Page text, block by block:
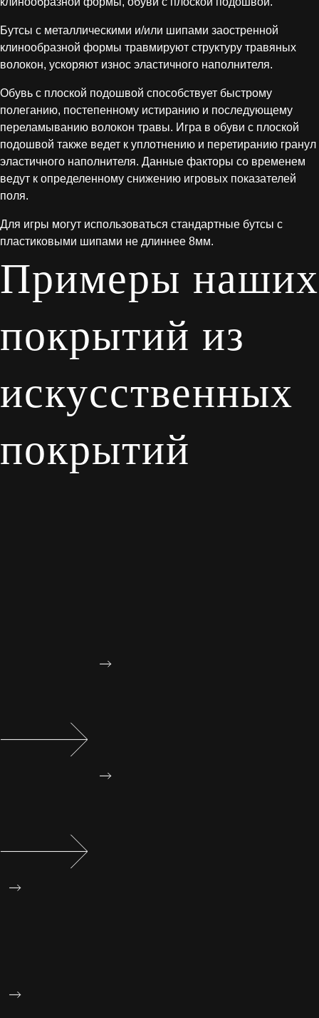
Бутсы с металлическими и/или шипами заостренной
клинообразной формы травмируют структуру травяных
волокон, ускоряют износ эластичного наполнителя.
Обувь с плоской подошвой способствует быстрому
полеганию, постепенному истиранию и последующему
переламыванию волокон травы. Игра в обуви с плоской
подошвой также ведет к уплотнению и перетиранию гранул
эластичного наполнителя. Данные факторы со временем
ведут к определенному снижению игровых показателей
поля.
Для игры могут использоваться стандартные бутсы с
пластиковыми шипами не длиннее 8мм.
Примеры наших
покрытий из
искусственных
покрытий